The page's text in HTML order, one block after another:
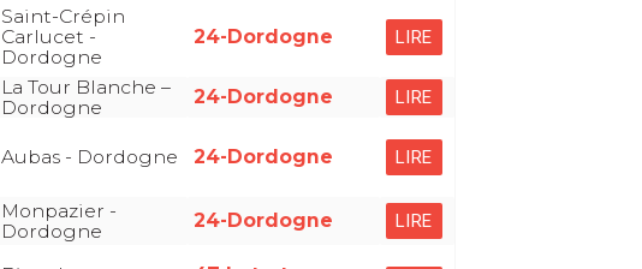
Saint-Crépin
Carlucet -
Dordogne
24-Dordogne LIRE
La Tour Blanche –
Dordogne
24-Dordogne LIRE
Aubas - Dordogne 24-Dordogne LIRE
Monpazier -
Dordogne
24-Dordogne LIRE